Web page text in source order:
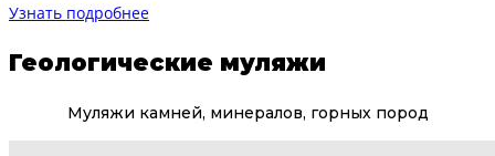
Узнать подробнее
Геологические муляжи
Муляжи камней, минералов, горных пород